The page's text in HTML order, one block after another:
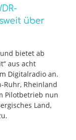
über
bietet ab
aus acht
Digitalradio an.
Ruhr, Rheinland
Pilotbetrieb nun
Land,